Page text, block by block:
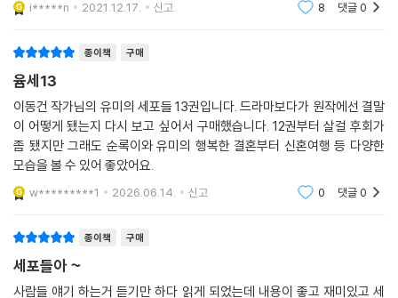
로 그리고 있기
i*****n 2021.12.17. 신고 8 댓글0
종이책 구매
윰세13
이동건 작가님의 유미의 세포들 13권입니다. 드라마보다가 원작에선 결말
이 어떻게 됐는지 다시 보고 싶어서 구매했습니다. 12권부터 살걸 후회가
좀 됐지만 그래도 순록이와 유미의 행복한 결혼부터 신혼여행 등 다양한
모습을 볼 수 있어 좋았어요.
w*********1 2026.06.14. 신고 0 댓글0
종이책 구매
세포들아 ~
사람들 얘기 하는거 듣기만 하다 읽게 되었는데 내용이 좋고 재미있고 세